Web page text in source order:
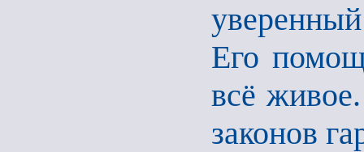
Его
всё
законов